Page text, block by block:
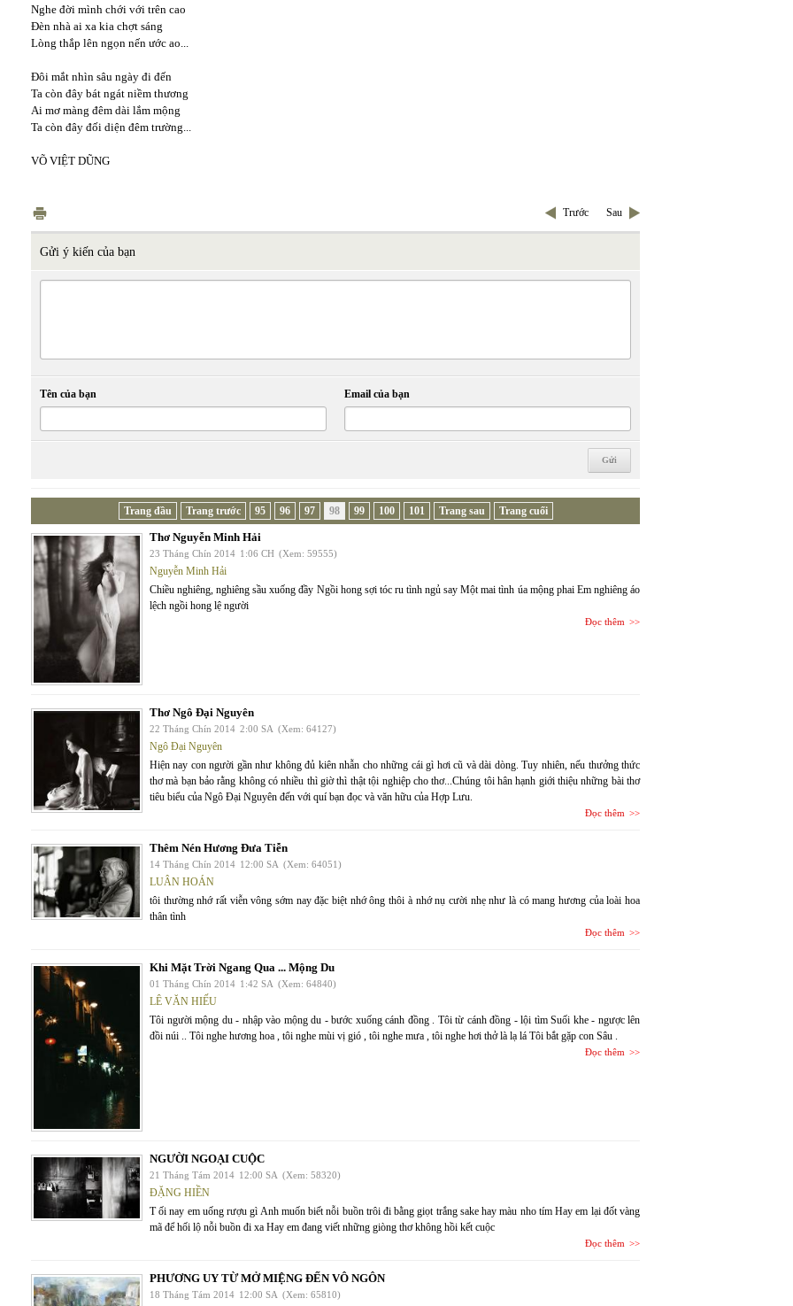
Nghe đời mình chới với trên cao
Đèn nhà ai xa kia chợt sáng
Lòng thắp lên ngọn nến ước ao...
Đôi mắt nhìn sâu ngày đi đến
Ta còn đây bát ngát niềm thương
Ai mơ màng đêm dài lắm mộng
Ta còn đây đối diện đêm trường...
VÕ VIỆT DŨNG
Trước Sau
Gửi ý kiến của bạn
Tên của bạn Email của bạn
Trang đầu Trang trước 95 96 97 98 99 100 101 Trang sau Trang cuối
Thơ Nguyễn Minh Hải
23 Tháng Chín 2014 1:06 CH (Xem: 59555)
Nguyễn Minh Hải
Chiều nghiêng, nghiêng sầu xuống đầy Ngồi hong sợi tóc ru tình ngủ say Một mai tình úa mộng phai Em nghiêng áo
lệch ngồi hong lệ người
Đọc thêm
Thơ Ngô Đại Nguyên
22 Tháng Chín 2014 2:00 SA (Xem: 64127)
Ngô Đại Nguyên
Hiện nay con người gần như không đủ kiên nhẫn cho những cái gì hơi cũ và dài dòng. Tuy nhiên, nếu thưởng thức
thơ mà bạn bảo rằng không có nhiều thì giờ thì thật tội nghiệp cho thơ...Chúng tôi hân hạnh giới thiệu những bài thơ
tiêu biểu của Ngô Đại Nguyên đến với quí bạn đọc và văn hữu của Hợp Lưu.
Đọc thêm
Thêm Nén Hương Đưa Tiễn
14 Tháng Chín 2014 12:00 SA (Xem: 64051)
LUÂN HOÁN
tôi thường nhớ rất viễn vông sớm nay đặc biệt nhớ ông thôi à nhớ nụ cười nhẹ như là có mang hương của loài hoa
thân tình
Đọc thêm
Khi Mặt Trời Ngang Qua ... Mộng Du
01 Tháng Chín 2014 1:42 SA (Xem: 64840)
LÊ VĂN HIẾU
Tôi người mộng du - nhập vào mộng du - bước xuống cánh đồng . Tôi từ cánh đồng - lội tìm Suối khe - ngược lên
đồi núi .. Tôi nghe hương hoa , tôi nghe mùi vị gió , tôi nghe mưa , tôi nghe hơi thở là lạ lá Tôi bắt gặp con Sâu .
Đọc thêm
NGƯỜI NGOẠI CUỘC
21 Tháng Tám 2014 12:00 SA (Xem: 58320)
ĐẶNG HIỀN
T ối nay em uống rượu gì Anh muốn biết nỗi buồn trôi đi bằng giọt trắng sake hay màu nho tím Hay em lại đốt vàng
mã để hối lộ nỗi buồn đi xa Hay em đang viết những giòng thơ không hồi kết cuộc
Đọc thêm
PHƯƠNG UY TỪ MỞ MIỆNG ĐẾN VÔ NGÔN
18 Tháng Tám 2014 12:00 SA (Xem: 65810)